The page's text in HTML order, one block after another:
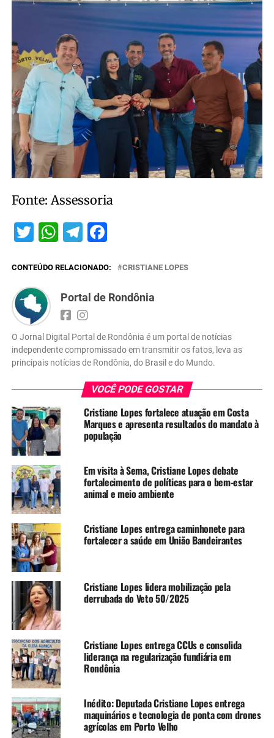
Fonte: Assessoria
Twitter
WhatsApp
Telegram
Facebook
CONTEÚDO RELACIONADO: CRISTIANE LOPES
Portal de Rondônia
O Jornal Digital Portal de Rondônia é um portal de notícias
independente compromissado em transmitir os fatos, leva as
principais notícias de Rondônia, do Brasil e do Mundo.
VOCÊ PODE GOSTAR
Cristiane Lopes fortalece atuação em Costa
Marques e apresenta resultados do mandato à
população
Em visita à Sema, Cristiane Lopes debate
fortalecimento de políticas para o bem-estar
animal e meio ambiente
Cristiane Lopes entrega caminhonete para
fortalecer a saúde em União Bandeirantes
Cristiane Lopes lidera mobilização pela
derrubada do Veto 50/2025
Cristiane Lopes entrega CCUs e consolida
liderança na regularização fundiária em
Rondônia
Inédito: Deputada Cristiane Lopes entrega
maquinários e tecnologia de ponta com drones
agrícolas em Porto Velho